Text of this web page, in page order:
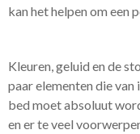
kan het helpen om een
Kleuren, geluid en de
paar elementen die van
bed moet absoluut
en er te veel